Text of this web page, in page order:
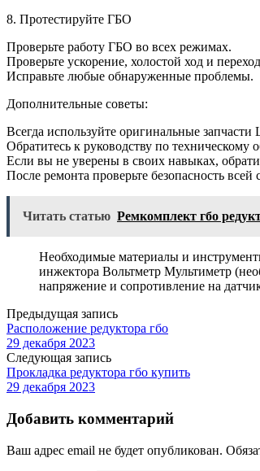
8. Протестируйте ГБО
Проверьте работу ГБО во всех режимах.
Проверьте ускорение, холостой ход и
Исправьте любые обнаруженные проблемы.
Дополнительные советы:
Всегда используйте оригинальные запчасти
Обратитесь к руководству по
Если вы не уверены в своих навыках,
После ремонта проверьте безопасность всей
Читать статью Ремкомплект гбо
Необходимые материалы и
инжектора Вольтметр Мультиметр
напряжение и сопротивление на
Предыдущая запись
Расположение редуктора гбо
29 декабря 2023
Следующая запись
Прокладка редуктора гбо купить
29 декабря 2023
Добавить комментарий
Ваш адрес email не будет опубликован.